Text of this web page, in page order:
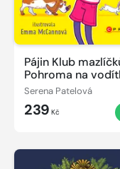
Pájin Klub
Pohroma na
Serena Patelová
239 Kč